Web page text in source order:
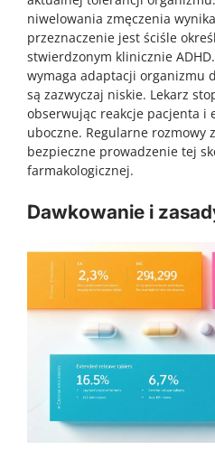
niwelowania zmęczenia
przeznaczenie jest ściśle
stwierdzonym klinicznie
wymaga adaptacji organizmu
są zazwyczaj niskie. Lekarz
obserwując reakcje pacjenta i
uboczne. Regularne rozmowy
bezpieczne prowadzenie tej
farmakologicznej.
Dawkowanie i